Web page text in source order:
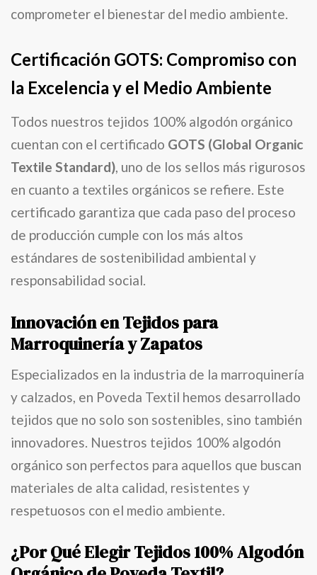
comprometer el bienestar del medio ambiente.
Certificación GOTS: Compromiso con
la Excelencia y el Medio Ambiente
Todos nuestros tejidos 100% algodón orgánico
cuentan con el certificado GOTS (Global Organic
Textile Standard), uno de los sellos más rigurosos
en cuanto a textiles orgánicos se refiere. Este
certificado garantiza que cada paso del proceso
de producción cumple con los más altos
estándares de sostenibilidad ambiental y
responsabilidad social.
Innovación en Tejidos para
Marroquinería y Zapatos
Especializados en la industria de la marroquinería
y calzados, en Poveda Textil hemos desarrollado
tejidos que no solo son sostenibles, sino también
innovadores. Nuestros tejidos 100% algodón
orgánico son perfectos para aquellos que buscan
materiales de alta calidad, resistentes y
respetuosos con el medio ambiente.
¿Por Qué Elegir Tejidos 100% Algodón